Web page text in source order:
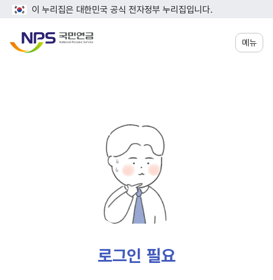
이 누리집은 대한민국 공식 전자정부 누리집입니다.
메뉴
로그인 필요